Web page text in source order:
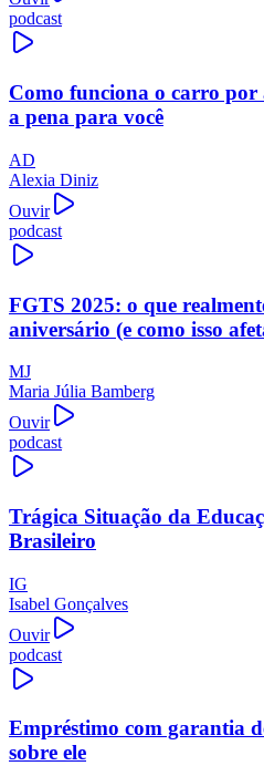
podcast
Como funciona o carro por
a pena para você
AD
Alexia Diniz
Ouvir
podcast
FGTS 2025: o que
aniversário (e como isso
MJ
Maria Júlia Bamberg
Ouvir
podcast
Trágica Situação da
Brasileiro
IG
Isabel Gonçalves
Ouvir
podcast
Empréstimo com garantia
sobre ele